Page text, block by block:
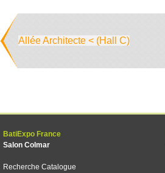
Allée Architecte < (Hall C)
BatiExpo France
Salon Colmar
Recherche Catalogue